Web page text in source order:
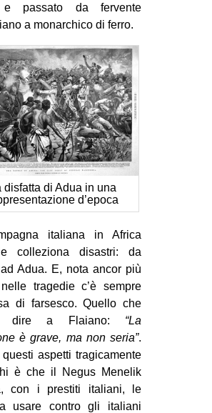
e passato da fervente
a monarchico di ferro.
disfatta di Adua in una
d’epoca
italiana in Africa
colleziona disastri: da
Adua. E, nota ancor più
tragedie c’è sempre
di farsesco. Quello che
dire a Flaiano: “La
è grave, ma non seria”.
aspetti tragicamente
è che il Negus Menelik
con i prestiti italiani, le
usare contro gli italiani